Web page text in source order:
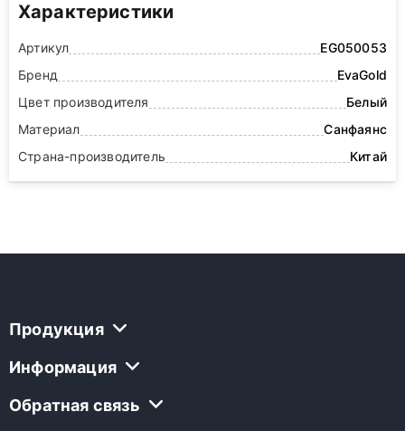
Характеристики
Артикул
EG050053
Бренд
EvaGold
Цвет производителя
Белый
Материал
Санфаянс
Страна-производитель
Китай
Продукция
Информация
Обратная связь